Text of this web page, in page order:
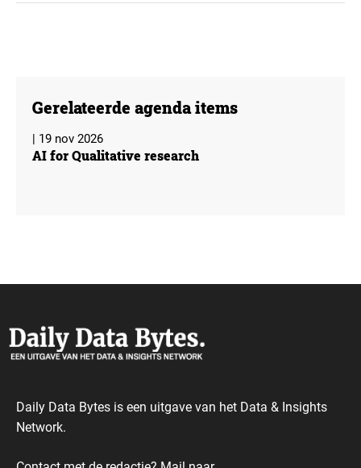
Gerelateerde agenda items
| 19 nov 2026
AI for Qualitative research
Daily Data Bytes is een uitgave van het Data & Insights
Network.